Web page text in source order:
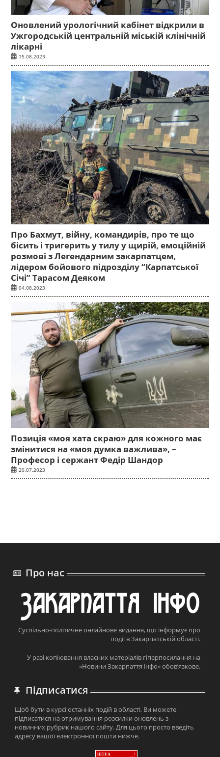
Оновлений урологічний кабінет відкрили в
Ужгородській центральній міській клінічній
лікарні
15.08.2023
Про Бахмут, війну, командирів, про те що
бісить і тригерить у тилу у щирій, емоційній
розмові з Легендарним закарпатцем,
лідером бойового підрозділу “Карпатської
Січі” Тарасом Деяком
04.08.2023
Позиція «моя хата скраю» для кожного має
змінитися на «моя думка важлива», –
Професор і сержант Федір Шандор
20.07.2023
Про нас
Суспільно-політичне онлайнове видання, що інформує про
події в Закарпатській області.
У разі копіювання власних матеріалів гіперпосилання на
«Новини Закарпаття інфо» обов’язкове.
Підписатися
Щоб бути в курсі останніх подій в області, Ви можете
підписатися на отримування розсилки оновлень з
новинних рубрик нашого сайту. Для цього просто введіть
адресу вашої електронної пошти нижче.
HIT.UA
3